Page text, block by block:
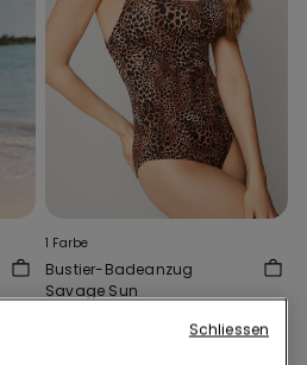
1 Farbe
Bustier-Badeanzug
Savage Sun
Niedrigster Preis in den letzten 30
Schliessen